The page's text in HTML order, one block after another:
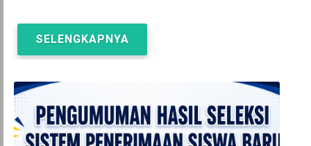
SELENGKAPNYA